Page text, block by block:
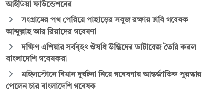
আইডিয়া ফাউন্ডেশনের
সংগ্রামের পথ পেরিয়ে পাহাড়ের সবুজ রক্ষায় ঢাবি গবেষক
আব্দুল্লাহ আর রিয়াদের গবেষণা
দক্ষিণ এশিয়ার সর্ববৃহৎ ঔষধি উদ্ভিদের ডাটাবেজ তৈরি করল
বাংলাদেশি গবেষকরা
মাইলস্টোনে বিমান দুর্ঘটনা নিয়ে গবেষণায় আন্তর্জাতিক পুরস্কার
পেলেন চার বাংলাদেশি গবেষক